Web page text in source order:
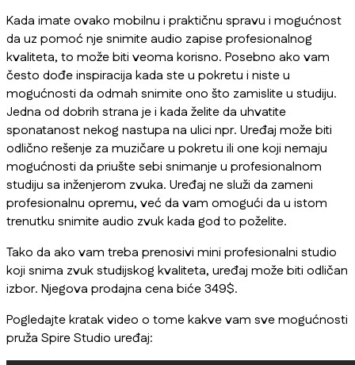
Kada imate ovako mobilnu i praktičnu spravu i mogućnost
da uz pomoć nje snimite audio zapise profesionalnog
kvaliteta, to može biti veoma korisno. Posebno ako vam
često dođe inspiracija kada ste u pokretu i niste u
mogućnosti da odmah snimite ono što zamislite u studiju.
Jedna od dobrih strana je i kada želite da uhvatite
sponatanost nekog nastupa na ulici npr. Uređaj može biti
odlično rešenje za muzičare u pokretu ili one koji nemaju
mogućnosti da priušte sebi snimanje u profesionalnom
studiju sa inženjerom zvuka. Uređaj ne služi da zameni
profesionalnu opremu, već da vam omogući da u istom
trenutku snimite audio zvuk kada god to poželite.
Tako da ako vam treba prenosivi mini profesionalni studio
koji snima zvuk studijskog kvaliteta, uređaj može biti odličan
izbor. Njegova prodajna cena biće 349$.
Pogledajte kratak video o tome kakve vam sve mogućnosti
pruža Spire Studio uređaj: